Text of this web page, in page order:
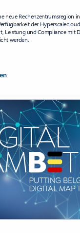
neue Rechenzentrumsregion
der
Leistung und Compliance mit
werden.